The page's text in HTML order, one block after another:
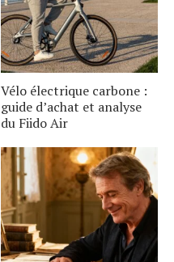
Vélo électrique carbone :
guide d’achat et analyse
du Fiido Air